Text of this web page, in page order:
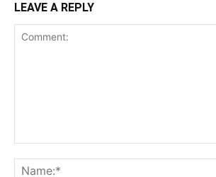
LEAVE A REPLY